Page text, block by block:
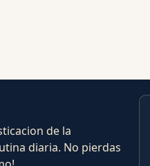
de la
diaria. No pierdas